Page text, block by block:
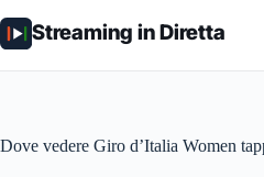
al
contenuto
Streaming in Diretta
Dove vedere Giro d’Italia Women